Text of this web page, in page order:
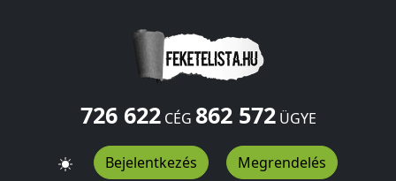
726 622CÉG 862 572ÜGYE
Bejelentkezés Megrendelés